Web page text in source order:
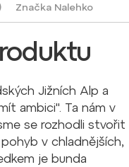
ZnačkaNalehko
Jižních Alp a
ambici". Ta nám v
se rozhodli stvořit
v chladnějších,
je bunda